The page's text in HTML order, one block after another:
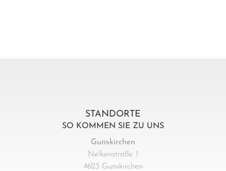
STANDORTE
SO KOMMEN SIE ZU UNS
Gunskirchen
Nelkenstraße 1
4623 Gunskirchen